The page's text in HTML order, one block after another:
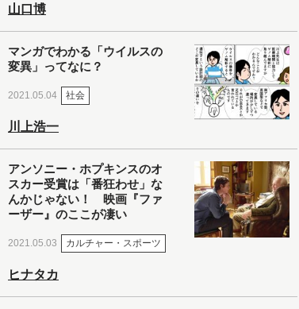
山口博
マンガでわかる「ウイルスの
変異」ってなに？
2021.05.04 社会
川上浩一
アンソニー・ホプキンスのオ
スカー受賞は「番狂わせ」な
んかじゃない！ 映画『ファ
ーザー』のここが凄い
2021.05.03 カルチャー・スポーツ
ヒナタカ